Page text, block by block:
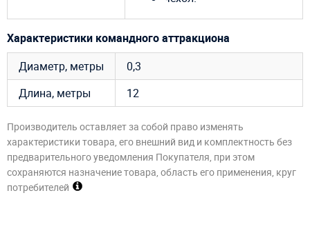
Характеристики командного аттракциона
Диаметр, метры
0,3
Длина, метры
12
Производитель оставляет за собой право изменять
характеристики товара, его внешний вид и комплектность без
предварительного уведомления Покупателя, при этом
сохраняются назначение товара, область его применения, круг
потребителей